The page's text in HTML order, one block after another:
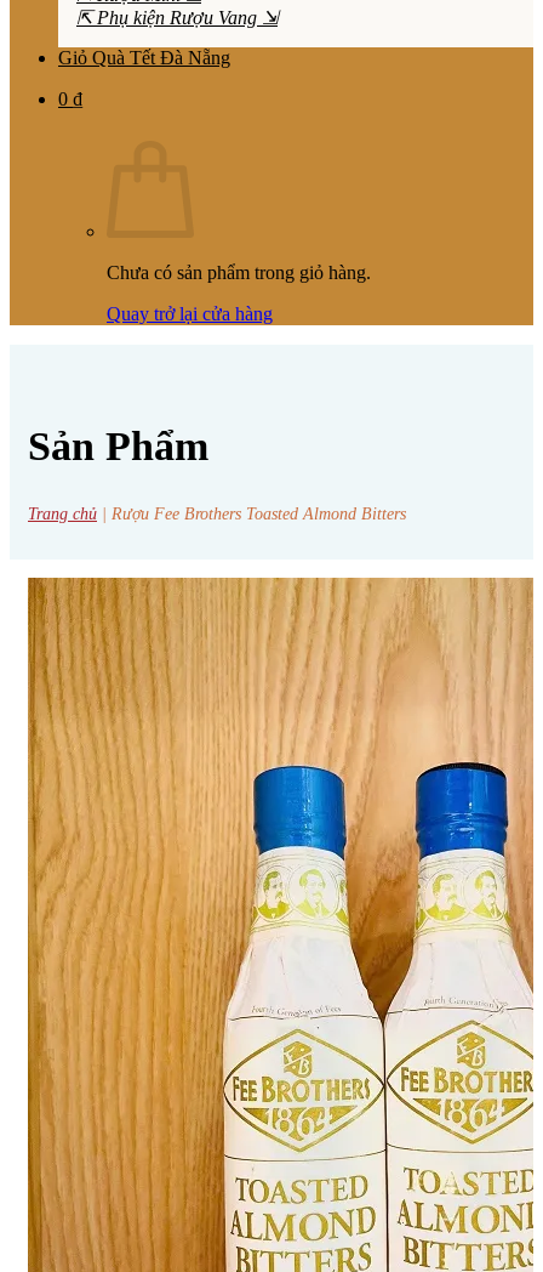
⇱ Phụ kiện Rượu Vang ⇲
Giỏ Quà Tết Đà Nẵng
0 ₫
Chưa có sản phẩm trong giỏ hàng.
Quay trở lại cửa hàng
Sản Phẩm
Trang chủ Rượu Fee Brothers Toasted Almond Bitters